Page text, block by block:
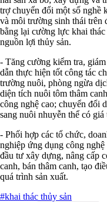
trợ chuyển đổi một số nghề
và môi trường sinh thái
bằng lại cường lực khai
nguồn lợi thủy sản.
- Tăng cường kiểm tra,
dẫn thực hiện tốt công tác
trường nuôi, phòng ngừa
diện tích nuôi tôm thâm
công nghệ cao; chuyển đổi
sang nuôi nhuyễn thể có
- Phối hợp các tổ chức,
nghiệp ứng dụng công
đầu tư xây dựng, nâng cấp
canh, bán thâm canh, tạo
quá trình sản xuất.
#khai thác thủy sản